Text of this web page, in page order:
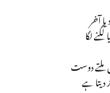
آخر
لگا
دوست
ہے